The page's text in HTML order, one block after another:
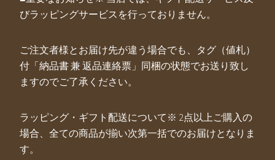
びラッピングサービスを行っておりません。
ご注文者様とお届け先が違う場合でも、タグ（値札）
付「納品書 兼 返品連絡票」同梱の状態でお送り致し
ますのでご了承ください。
ラッピング・ギフト配送について※ 2点以上ご購入の
場合、全ての商品が揃い次第一括でのお届けとなりま
す。